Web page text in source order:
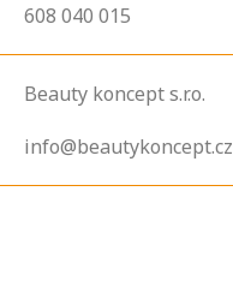
608 040 015
Beauty koncept s.r.o.
info@beautykoncept.cz